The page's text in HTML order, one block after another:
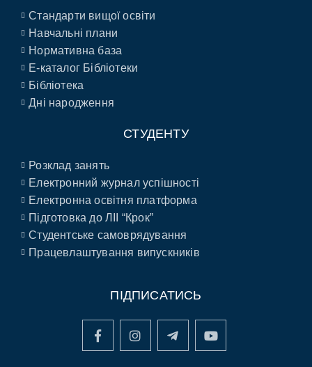
Стандарти вищої освіти
Навчальні плани
Нормативна база
E-каталог Бібліотеки
Бібліотека
Дні народження
СТУДЕНТУ
Розклад занять
Електронний журнал успішності
Електронна освітня платформа
Підготовка до ЛІІ “Крок”
Студентське самоврядування
Працевлаштування випускників
ПІДПИСАТИСЬ